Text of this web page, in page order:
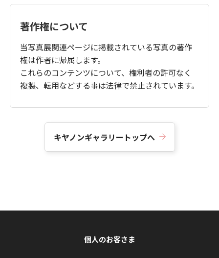
著作権について
当写真展関連ページに掲載されている写真の著作
権は作者に帰属します。
これらのコンテンツについて、権利者の許可なく
複製、転用などする事は法律で禁止されています。
キヤノンギャラリートップへ
個人のお客さま